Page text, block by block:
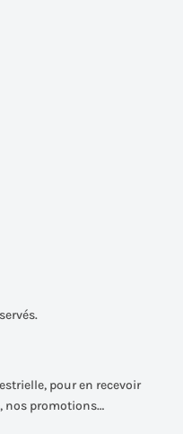
pour en recevoir
nos promotions…